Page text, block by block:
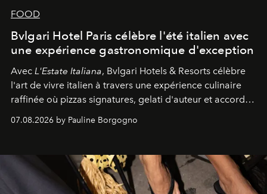
FOOD
Bvlgari Hotel Paris célèbre l'été italien avec
une expérience gastronomique d'exception
Avec L'Estate Italiana, Bvlgari Hotels & Resorts célèbre
l'art de vivre italien à travers une expérience culinaire
raffinée où pizzas signatures, gelati d'auteur et accords
d'exception composent un véritable voyage sensoriel.
07.08.2026 by Pauline Borgogno